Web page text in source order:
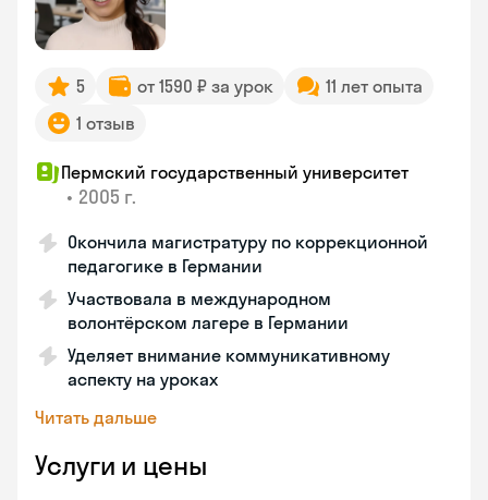
5 от 1590 ₽ за урок
11 лет опыта
1 отзыв
Пермский государственный университет
• 2005 г.
Окончила магистратуру по коррекционной
педагогике в Германии
Участвовала в международном
волонтёрском лагере в Германии
Уделяет внимание коммуникативному
аспекту на уроках
Читать дальше
Услуги и цены